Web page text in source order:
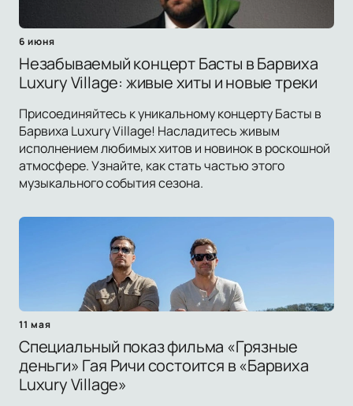
6 июня
Незабываемый концерт Басты в Барвиха
Luxury Village: живые хиты и новые треки
Присоединяйтесь к уникальному концерту Басты в
Барвиха Luxury Village! Насладитесь живым
исполнением любимых хитов и новинок в роскошной
атмосфере. Узнайте, как стать частью этого
музыкального события сезона.
11 мая
Специальный показ фильма «Грязные
деньги» Гая Ричи состоится в «Барвиха
Luxury Village»